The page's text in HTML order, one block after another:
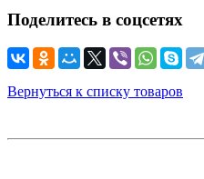
Поделитесь в соцсетях
Вернуться к списку товаров